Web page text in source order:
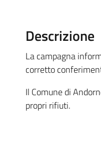
Descrizione
La campagna
corretto
Il Comune di
propri rifiuti.